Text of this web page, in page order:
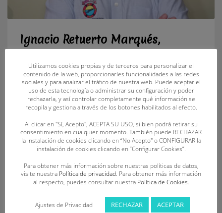
Ignacio Retuerto Marqués,
Federación de Salvamento y
Socorrismo de Castilla y León
La elección contó con la unanimidad de los presentes en la
Asamblea General realizada de forma telemática Ignacio
Federación de Salvamento y Socorrismo de Castilla y León
(FECLESS), para el mandato 2020-2024, por unanimidad de los
telemática el pasado viernes 22 de enero de 2021 y
Utilizamos cookies propias y de terceros para personalizar el
contenido de la web, proporcionarles funcionalidades a las redes
sociales y para analizar el tráfico de nuestra web. Puede aceptar el
uso de esta tecnología o administrar su configuración y poder
rechazarla, y así controlar completamente qué información se
recopila y gestiona a través de los botones habilitados al efecto.
Al clicar en "Sí, Acepto", ACEPTA SU USO, si bien podrá retirar su
consentimiento en cualquier momento. También puede RECHAZAR
la instalación de cookies clicando en “No Acepto" o CONFIGURAR la
instalación de cookies clicando en “Configurar Cookies”.
Para obtener más información sobre nuestras políticas de datos,
visite nuestra Política de privacidad. Para obtener más información
al respecto, puedes consultar nuestra Política de Cookies.
Ajustes de Privacidad RECHAZAR ACEPTAR